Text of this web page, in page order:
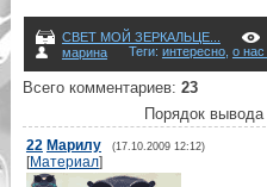
СВЕТ МОЙ ЗЕРКАЛЬЦЕ...
марина
Теги: интересно, о
Всего комментариев: 23
Порядок
22 Марилу (17.10.2009 12:12)
[Материал]